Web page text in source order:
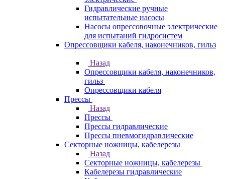
Гидравлические ручные
испытательные насосы
Насосы опрессовочные электрические
для испытаний гидросистем
Опрессовщики кабеля, наконечников, гильз
Назад
Опрессовщики кабеля, наконечников,
гильз
Опрессовщики кабеля
Прессы
Назад
Прессы
Прессы гидравлические
Прессы пневмогидравлические
Секторные ножницы, кабелерезы
Назад
Секторные ножницы, кабелерезы
Кабелерезы гидравлические